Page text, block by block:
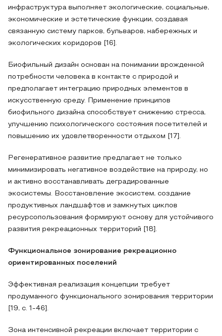
инфраструктура выполняет экологические, социальные,
экономические и эстетические функции, создавая
связанную систему парков, бульваров, набережных и
экологических коридоров [16].
Биофильный дизайн основан на понимании врожденной
потребности человека в контакте с природой и
предполагает интеграцию природных элементов в
искусственную среду. Применение принципов
биофильного дизайна способствует снижению стресса,
улучшению психологического состояния посетителей и
повышению их удовлетворенности отдыхом [17].
Регенеративное развитие предлагает не только
минимизировать негативное воздействие на природу, но
и активно восстанавливать деградированные
экосистемы. Восстановление экосистем, создание
продуктивных ландшафтов и замкнутых циклов
ресурсопользования формируют основу для устойчивого
развития рекреационных территорий [18].
Функциональное зонирование рекреационно
ориентированных поселений
Эффективная реализация концепции требует
продуманного функционального зонирования территории
[19, с. 1-46].
Зона интенсивной рекреации включает территории с